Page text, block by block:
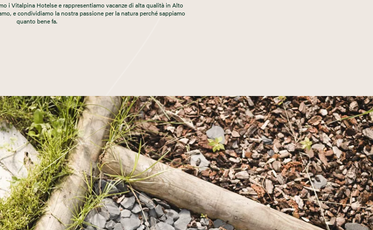
i Vitalpina Hotelse e rappresentiamo vacanze di alta qualità in Alto
e condividiamo la nostra passione per la natura perché sappiamo
quanto bene fa.